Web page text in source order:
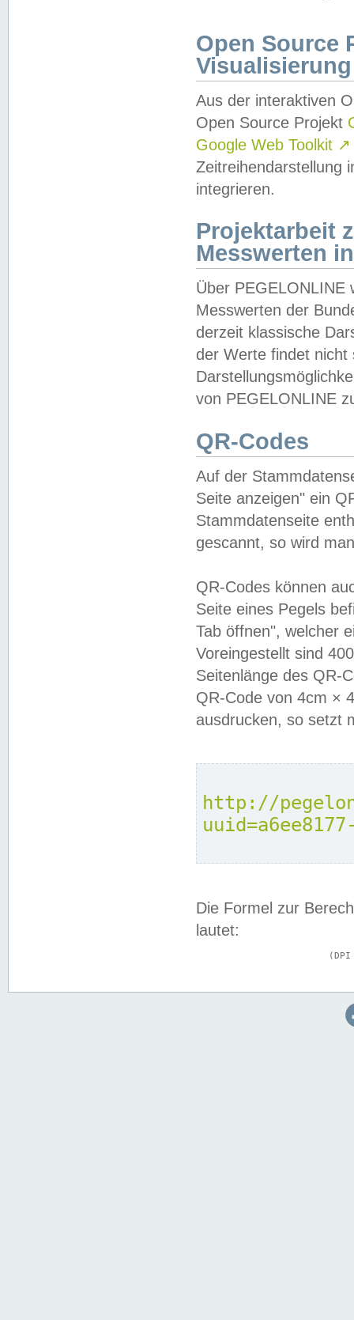
Open Source
Visualisierung
Aus der interaktiven
Open Source Projekt
Google Web Toolkit ↗
Zeitreihendarstellung
integrieren.
Projektarbeit
Messwerten
Über PEGELONLINE
Messwerten der
derzeit klassische
der Werte findet
von PEGELONLINE
QR-Codes
Auf der
Seite anzeigen" ein
Stammdatenseite
gescannt, so wird
QR-Codes können
Seite eines Pegels
Tab öffnen", welcher
Voreingestellt sind
Seitenlänge des QR-
QR-Code von 4cm ×
ausdrucken, so setzt
http://
Die Formel zur
lautet: